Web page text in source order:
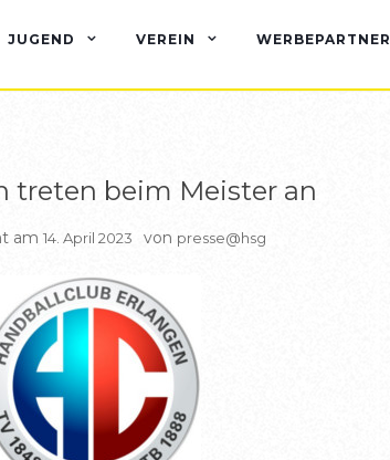
JUGEND VEREIN WERBEPARTNER
treten beim Meister an
am 14. April 2023 von presse@hsg